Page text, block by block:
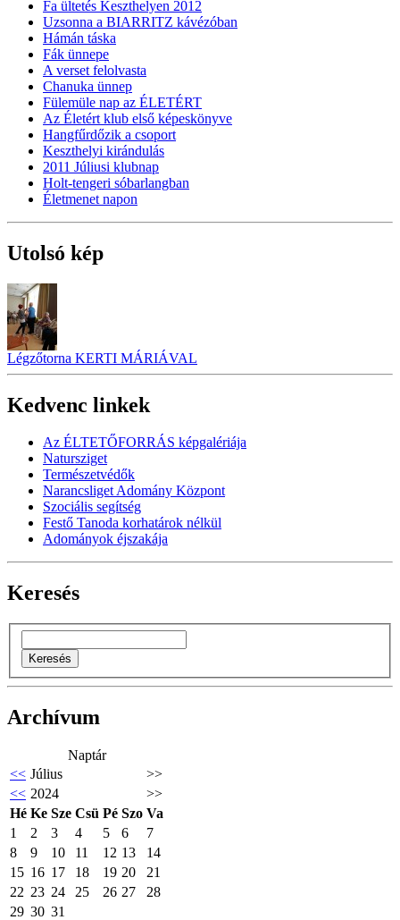
Fa ültetés Keszthelyen 2012
Uzsonna a BIARRITZ kávézóban
Hámán táska
Fák ünnepe
A verset felolvasta
Chanuka ünnep
Fülemüle nap az ÉLETÉRT
Az Életért klub első képeskönyve
Hangfűrdőzik a csoport
Keszthelyi kirándulás
2011 Júliusi klubnap
Holt-tengeri sóbarlangban
Életmenet napon
Utolsó kép
Légzőtorna KERTI MÁRIÁVAL
Kedvenc linkek
Az ÉLTETŐFORRÁS képgalériája
Natursziget
Természetvédők
Narancsliget Adomány Központ
Szociális segítség
Festő Tanoda korhatárok nélkül
Adományok éjszakája
Keresés
Archívum
Naptár
<< Július
>>
<< 2024
>>
Hé Ke Sze Csü Pé Szo Va
1
2 3 4 5 6
7
8
9 10 11 12 13
14
15 16 17 18 19 20
21
22 23 24 25 26 27
28
29 30 31